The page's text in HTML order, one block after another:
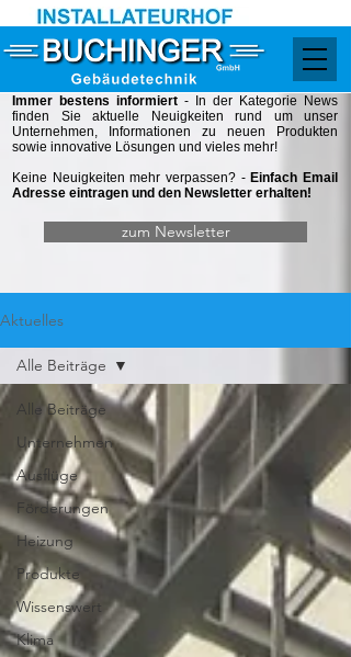
Immer bestens informiert - In der Kategorie
News
finden Sie aktuelle Neuigkeiten rund um unser
Unternehmen, Informationen zu neuen Produkten
sowie innovative Lösungen und vieles mehr!
Keine Neuigkeiten mehr verpassen? - Einfach Email
Adresse eintragen und den Newsletter erhalten!
zum Newsletter
Aktuelles
Alle Beiträge
Unternehmen
Ausflüge
Förderungen
Heizung
Produkte
Wissenswert
Klima
Alle Beiträge